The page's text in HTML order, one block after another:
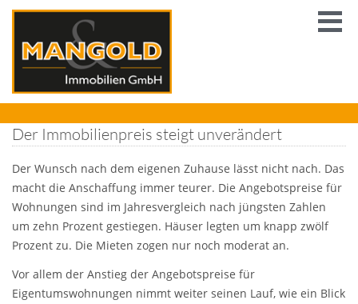
Der Immobilienpreis steigt unverändert
Der Wunsch nach dem eigenen Zuhause lässt nicht nach. Das
macht die Anschaffung immer teurer. Die Angebotspreise für
Wohnungen sind im Jahresvergleich nach jüngsten Zahlen
um zehn Prozent gestiegen. Häuser legten um knapp zwölf
Prozent zu. Die Mieten zogen nur noch moderat an.
Vor allem der Anstieg der Angebotspreise für
Eigentumswohnungen nimmt weiter seinen Lauf, wie ein Blick